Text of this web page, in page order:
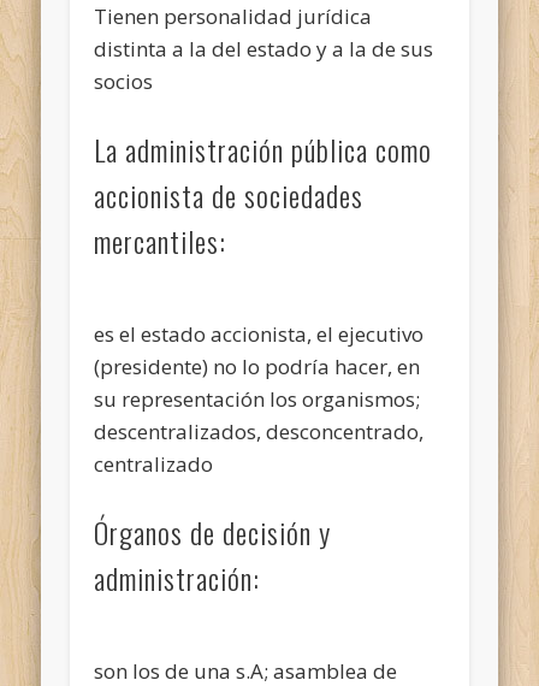
Tienen personalidad jurídica
distinta a la del estado y a la de sus
socios
La administración pública como
accionista de sociedades
mercantiles:
es el estado accionista, el ejecutivo
(presidente) no lo podría hacer, en
su representación los organismos;
descentralizados, desconcentrado,
centralizado
Órganos de decisión y
administración:
son los de una s.A; asamblea de